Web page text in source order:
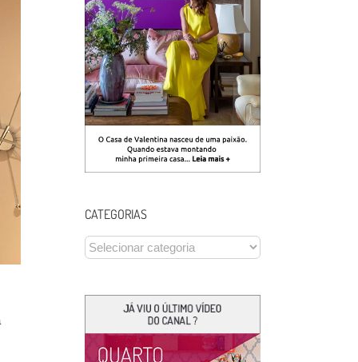
CATEGORIAS
CATEGORIAS